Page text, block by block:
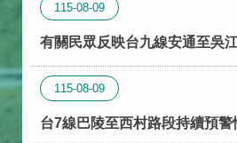
115-08-09
有關民眾反映台九線安通至吳
機車道及排水溝高低差問題
115-08-09
台7線巴陵至西村路段持續預警